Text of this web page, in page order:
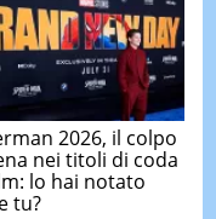
2026, il colpo
nei titoli di coda
lo hai notato
tu?